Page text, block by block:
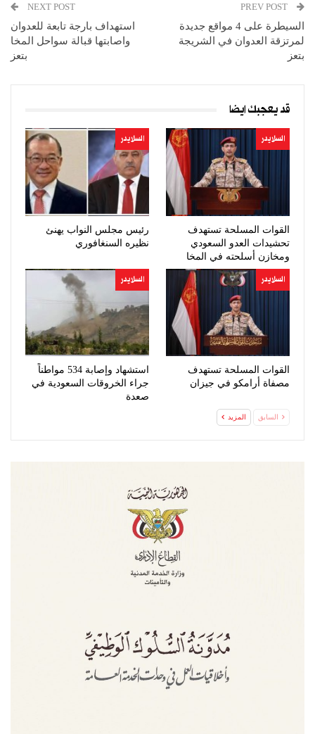
السيطرة على 4 مواقع جديدة
لمرتزقة العدوان في الشريجة
بتعز
NEXT POST
استهداف بارجة تابعة للعدوان
واصابتها قبالة سواحل المخا
بتعز
قد يعجبك ايضا
السلايدر
القوات المسلحة تستهدف
تحشيدات العدو السعودي
ومخازن أسلحته في المخا
السلايدر
رئيس مجلس النواب يهنئ
نظيره السنغافوري
السلايدر
القوات المسلحة تستهدف
مصفاة أرامكو في جيزان
السلايدر
استشهاد وإصابة 534 مواطناً
جراء الخروقات السعودية في
صعدة
السابق المزيد